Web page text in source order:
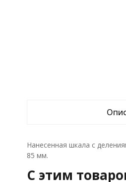
Нанесенная шкала с
85 мм.
C этим